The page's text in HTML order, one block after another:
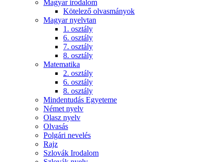
Magyar irodalom
Kötelező olvasmányok
Magyar nyelvtan
1. osztály
6. osztály
7. osztály
8. osztály
Matematika
2. osztály
6. osztály
8. osztály
Mindentudás Egyeteme
Német nyelv
Olasz nyelv
Olvasás
Polgári nevelés
Rajz
Szlovák Irodalom